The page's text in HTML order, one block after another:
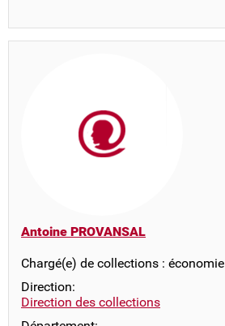
Antoine PROVANSAL
Chargé(e) de collections : économie
Direction:
Direction des collections